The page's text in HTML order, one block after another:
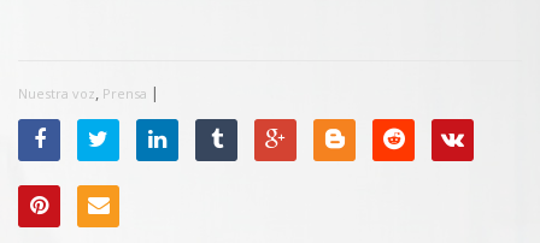
Nuestra voz, Prensa |